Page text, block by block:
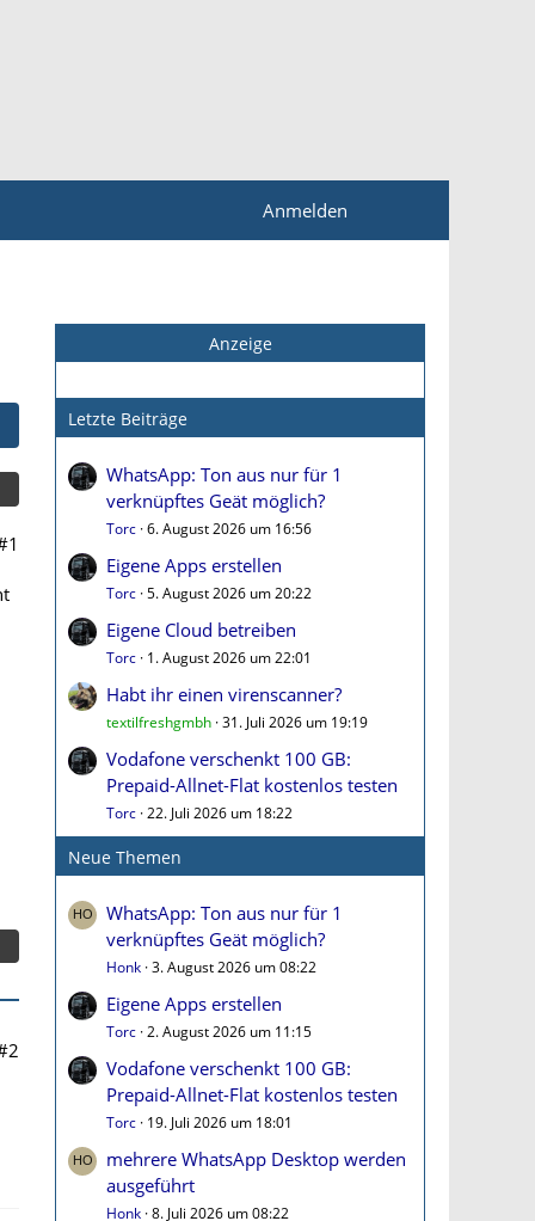
Anmelden
Anzeige
Letzte Beiträge
WhatsApp: Ton aus nur für 1
verknüpftes Geät möglich?
Torc 6. August 2026 um 16:56
Eigene Apps erstellen
Torc 5. August 2026 um 20:22
Eigene Cloud betreiben
Torc 1. August 2026 um 22:01
Habt ihr einen virenscanner?
textilfreshgmbh 31. Juli 2026 um 19:19
Vodafone verschenkt 100 GB:
Prepaid-Allnet-Flat kostenlos testen
Torc 22. Juli 2026 um 18:22
Neue Themen
WhatsApp: Ton aus nur für 1
verknüpftes Geät möglich?
Honk 3. August 2026 um 08:22
Eigene Apps erstellen
Torc 2. August 2026 um 11:15
Vodafone verschenkt 100 GB:
Prepaid-Allnet-Flat kostenlos testen
Torc 19. Juli 2026 um 18:01
mehrere WhatsApp Desktop werden
ausgeführt
Honk 8. Juli 2026 um 08:22